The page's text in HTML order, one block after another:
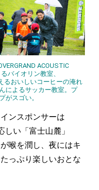
ACOUSTIC
バイオリン教室、
るおいしいコーヒーの淹れ
によるサッカー教室。プ
がスゴい。
ンスポンサーは
しい「富士山麓」
喉を潤し、夜にはキ
っぷり楽しいおとな